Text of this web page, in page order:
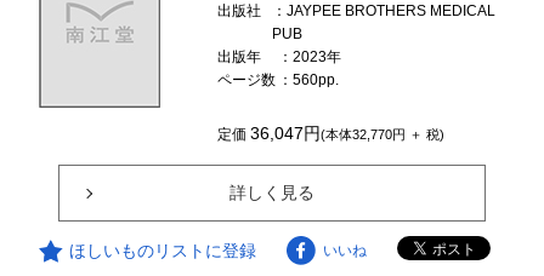
出版社
：JAYPEE BROTHERS MEDICAL
PUB
出版年
：2023年
ページ数 ：560pp.
定価36,047円(本体32,770円 ＋ 税)
詳しく見る
ほしいものリストに登録 いいね